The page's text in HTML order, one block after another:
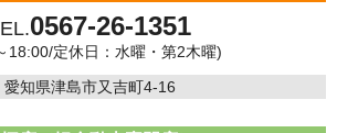
0567-26-1351
18:00/定休日：水曜・第2木曜)
愛知県津島市又吉町4-16